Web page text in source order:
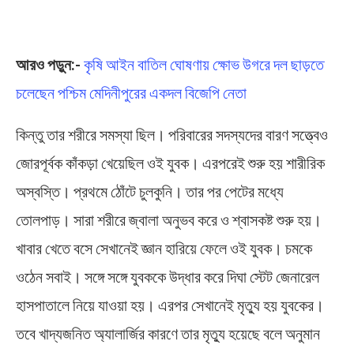
আরও পড়ুন:- কৃষি আইন বাতিল ঘোষণায় ক্ষোভ উগরে দল ছাড়তে
চলেছেন পশ্চিম মেদিনীপুরের একদল বিজেপি নেতা
কিন্তু তার শরীরে সমস্যা ছিল। পরিবারের সদস্যদের বারণ সত্ত্বেও
জোরপূর্বক কাঁকড়া খেয়েছিল ওই যুবক। এরপরেই শুরু হয় শারীরিক
অস্বস্তি। প্রথমে ঠোঁটে চুলকুনি। তার পর পেটের মধ্যে
তোলপাড়। সারা শরীরে জ্বালা অনুভব করে ও শ্বাসকষ্ট শুরু হয়।
খাবার খেতে বসে সেখানেই জ্ঞান হারিয়ে ফেলে ওই যুবক। চমকে
ওঠেন সবাই। সঙ্গে সঙ্গে যুবককে উদ্ধার করে দিঘা স্টেট জেনারেল
হাসপাতালে নিয়ে যাওয়া হয়। এরপর সেখানেই মৃত্যু হয় যুবকের।
তবে খাদ্যজনিত অ্যালার্জির কারণে তার মৃত্যু হয়েছে বলে অনুমান